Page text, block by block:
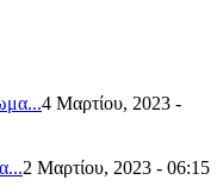
4 Μαρτίου, 2023 -
2 Μαρτίου, 2023 - 06:15